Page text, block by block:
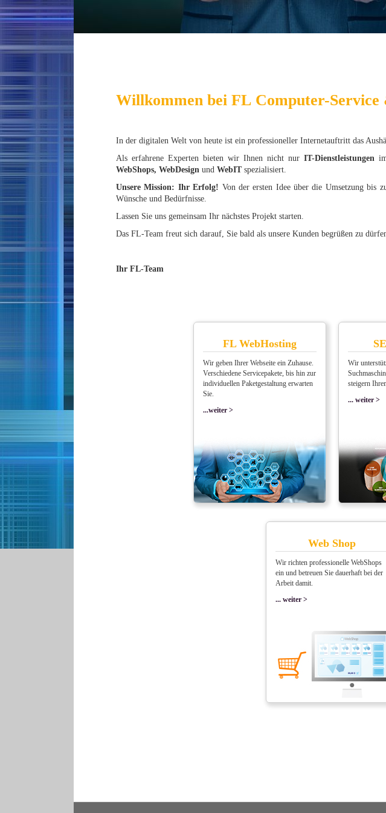
Willkommen bei FL Computer-
In der digitalen Welt von heute ist ein professioneller Internetauftritt das
Als erfahrene Experten bieten wir Ihnen nicht nurIT-Dienstleistungen
WebShops, WebDesign und WebITspezialisiert.
Unsere Mission: Ihr Erfolg! Von der ersten Idee über die Umsetzung bis
Wünsche und Bedürfnisse.
Lassen Sie uns gemeinsam Ihr nächstes Projekt starten.
Das FL-Team freut sich darauf, Sie bald als unsere Kunden begrüßen zu
Ihr FL-Team
FL WebHosting
Wir geben Ihrer Webseite ein Zuhause.
Verschiedene Servicepakete, bis hin zur
individuellen Paketgestaltung erwarten
Sie.
...weiter >
Wir
steigern
... weiter >
Web Shop
Wir richten professionelle WebShops
ein und betreuen Sie dauerhaft bei der
Arbeit damit.
... weiter >